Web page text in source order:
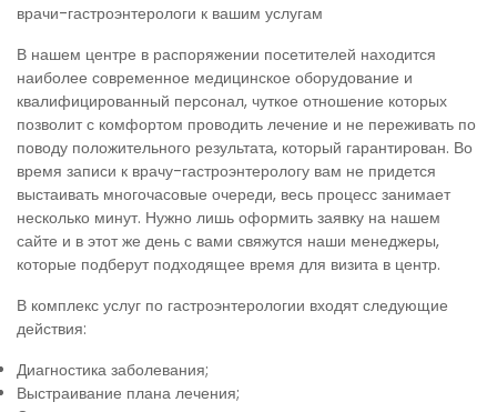
врачи-гастроэнтерологи к вашим услугам
В нашем центре в распоряжении посетителей находится
наиболее современное медицинское оборудование и
квалифицированный персонал, чуткое отношение которых
позволит с комфортом проводить лечение и не переживать по
поводу положительного результата, который гарантирован. Во
время записи к врачу-гастроэнтерологу вам не придется
выстаивать многочасовые очереди, весь процесс занимает
несколько минут. Нужно лишь оформить заявку на нашем
сайте и в этот же день с вами свяжутся наши менеджеры,
которые подберут подходящее время для визита в центр.
В комплекс услуг по гастроэнтерологии входят следующие
действия:
Диагностика заболевания;
Выстраивание плана лечения;